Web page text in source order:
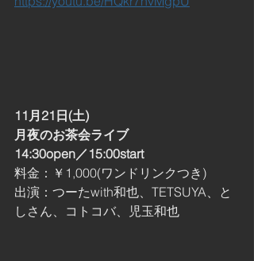
11月21日(土)
月夜のお茶会ライブ
14:30open／15:00start
料金：￥1,000(ワンドリンクつき)
出演：つーたwith和也、TETSUYA、と
しさん、コトコバ、児玉和也